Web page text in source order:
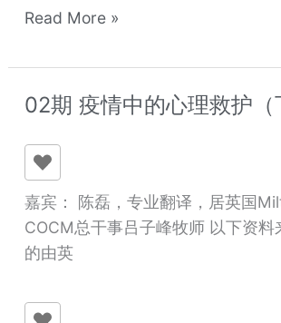
Read More »
02期 疫情中的心理救护（
嘉宾： 陈磊，专业翻译，居英国
COCM总干事吕子峰牧师 以下资料
的由英
02
疫
情
中
的
心
救